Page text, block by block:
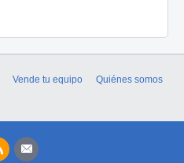
Vende tu equipo
Quiénes somos